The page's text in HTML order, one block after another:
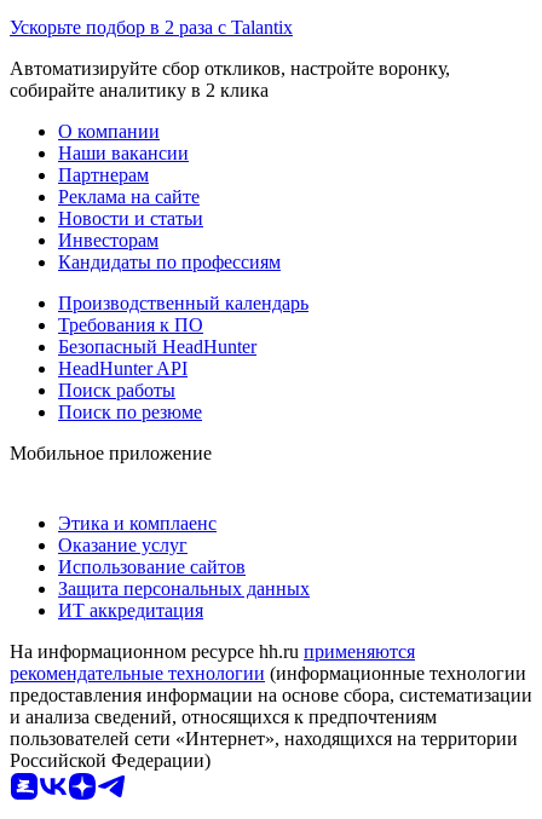
Ускорьте подбор в 2 раза с Talantix
Автоматизируйте сбор откликов, настройте воронку,
собирайте аналитику в 2 клика
О компании
Наши вакансии
Партнерам
Реклама на сайте
Новости и статьи
Инвесторам
Кандидаты по профессиям
Производственный календарь
Требования к ПО
Безопасный HeadHunter
HeadHunter API
Поиск работы
Поиск по резюме
Мобильное приложение
Этика и комплаенс
Оказание услуг
Использование сайтов
Защита персональных данных
ИТ аккредитация
На информационном ресурсе hh.ru применяются
рекомендательные технологии (информационные технологии
предоставления информации на основе сбора, систематизации
и анализа сведений, относящихся к предпочтениям
пользователей сети «Интернет», находящихся на территории
Российской Федерации)